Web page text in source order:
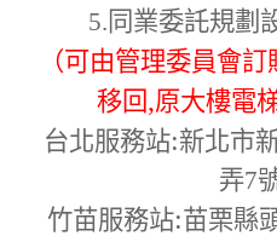
5. 同業委託規劃
（可由管理委員會訂
移回,原大樓電
台北服務站:新北市
弄7
竹苗服務站:苗栗縣